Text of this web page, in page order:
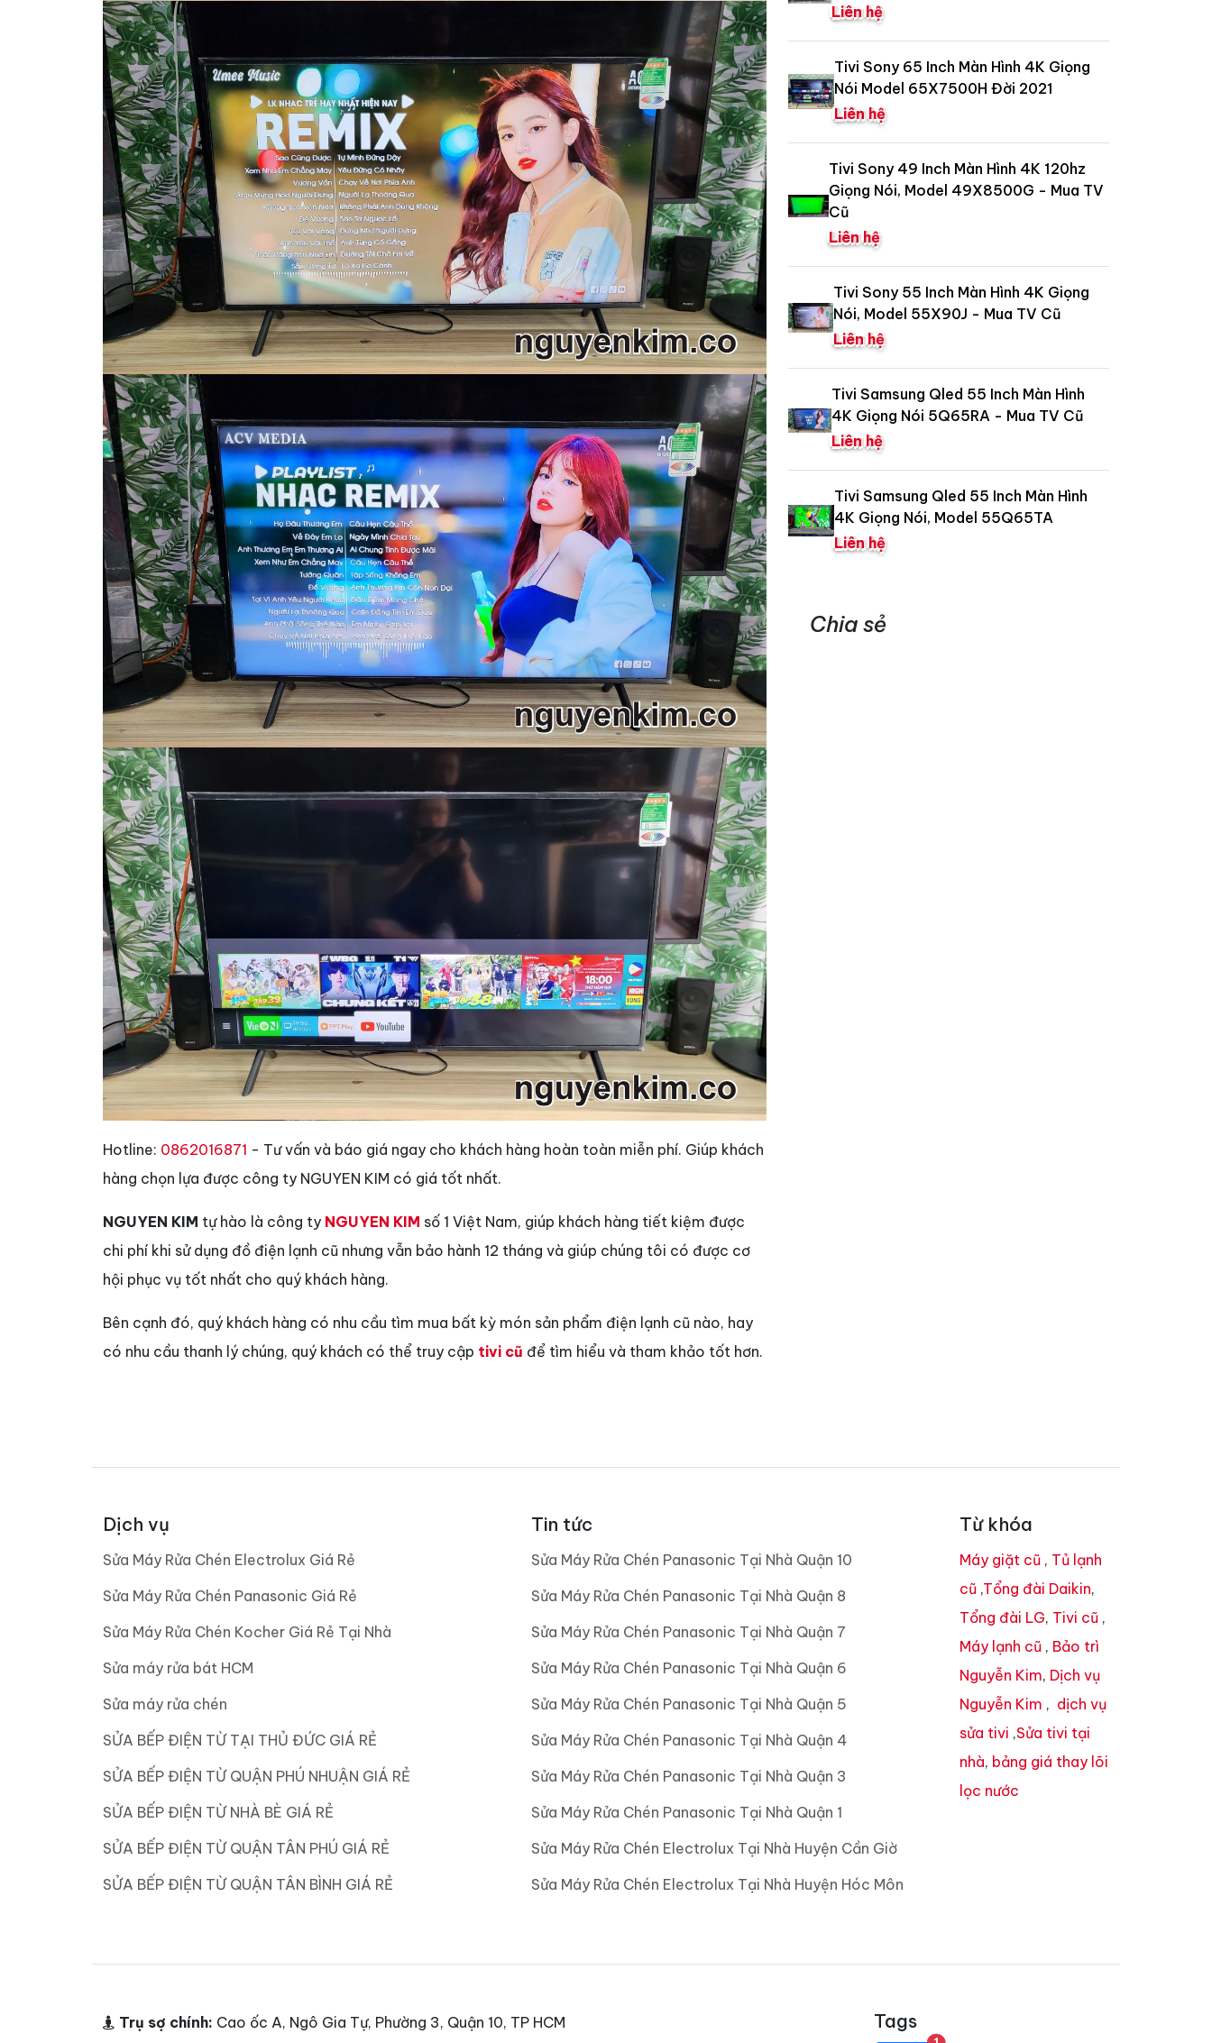
Hotline: 0862016871 - Tư vấn và báo giá ngay cho khách hàng hoàn toàn miễn phí. Giúp khách
hàng chọn lựa được công ty NGUYEN KIM có giá tốt nhất.
NGUYEN KIM tự hào là công ty NGUYEN KIM số 1 Việt Nam, giúp khách hàng tiết kiệm được
chi phí khi sử dụng đồ điện lạnh cũ nhưng vẫn bảo hành 12 tháng và giúp chúng tôi có được cơ
hội phục vụ tốt nhất cho quý khách hàng.
Bên cạnh đó, quý khách hàng có nhu cầu tìm mua bất kỳ món sản phẩm điện lạnh cũ nào, hay
có nhu cầu thanh lý chúng, quý khách có thể truy cập tivi cũ để tìm hiểu và tham khảo tốt hơn.
Liên hệ
Tivi Sony 65 Inch Màn Hình 4K Giọng
Nói Model 65X7500H Đời 2021
Liên hệ
Tivi Sony 49 Inch Màn Hình 4K 120hz
Giọng Nói, Model 49X8500G - Mua TV
Cũ
Liên hệ
Tivi Sony 55 Inch Màn Hình 4K Giọng
Nói, Model 55X90J - Mua TV Cũ
Liên hệ
Tivi Samsung Qled 55 Inch Màn Hình
4K Giọng Nói 5Q65RA - Mua TV Cũ
Liên hệ
Tivi Samsung Qled 55 Inch Màn Hình
4K Giọng Nói, Model 55Q65TA
Liên hệ
Chia sẻ
Dịch vụ
Sửa Máy Rửa Chén Electrolux Giá Rẻ
Sửa Máy Rửa Chén Panasonic Giá Rẻ
Sửa Máy Rửa Chén Kocher Giá Rẻ Tại Nhà
Sửa máy rửa bát HCM
Sửa máy rửa chén
SỬA BẾP ĐIỆN TỪ TẠI THỦ ĐỨC GIÁ RẺ
SỬA BẾP ĐIỆN TỪ QUẬN PHÚ NHUẬN GIÁ RẺ
SỬA BẾP ĐIỆN TỪ NHÀ BÈ GIÁ RẺ
SỬA BẾP ĐIỆN TỪ QUẬN TÂN PHÚ GIÁ RẺ
SỬA BẾP ĐIỆN TỪ QUẬN TÂN BÌNH GIÁ RẺ
Tin tức
Sửa Máy Rửa Chén Panasonic Tại Nhà Quận 10
Sửa Máy Rửa Chén Panasonic Tại Nhà Quận 8
Sửa Máy Rửa Chén Panasonic Tại Nhà Quận 7
Sửa Máy Rửa Chén Panasonic Tại Nhà Quận 6
Sửa Máy Rửa Chén Panasonic Tại Nhà Quận 5
Sửa Máy Rửa Chén Panasonic Tại Nhà Quận 4
Sửa Máy Rửa Chén Panasonic Tại Nhà Quận 3
Sửa Máy Rửa Chén Panasonic Tại Nhà Quận 1
Sửa Máy Rửa Chén Electrolux Tại Nhà Huyện Cần Giờ
Sửa Máy Rửa Chén Electrolux Tại Nhà Huyện Hóc Môn
Từ khóa
Máy giặt cũ , Tủ lạnh
cũ ,Tổng đài Daikin,
Tổng đài LG, Tivi cũ ,
Máy lạnh cũ , Bảo trì
Nguyễn Kim, Dịch vụ
Nguyễn Kim , dịch vụ
sửa tivi ,Sửa tivi tại
nhà, bảng giá thay lõi
lọc nước
Trụ sợ chính: Cao ốc A, Ngô Gia Tự, Phường 3, Quận 10, TP HCM
Tags